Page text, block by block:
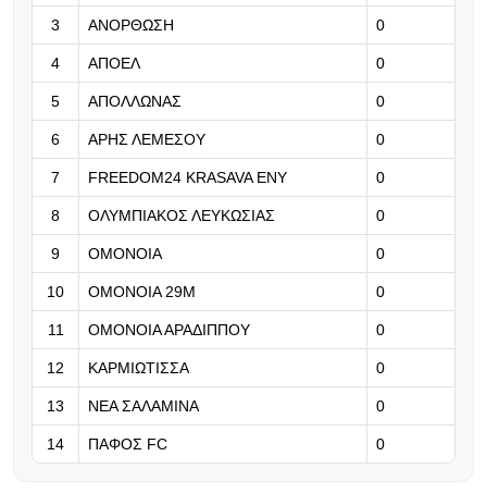
«Γίνε ασπίδα του Φοίνικα» (Βίντεο)
07.08.2026 | 19:45
Σπουδαία μεταγραφή για τον
ΑΠΟΕΛ στο φούτσαλ
07.08.2026 | 19:32
Ισπανική άφιξη για το κέντρο της
άμυνας!
07.08.2026 | 19:21
Η Μάντεστερ Σίτι προχωράει με την
απόκτηση του Ρούλι από τη
Μαρσέιγ
3 ΑΝΟΡΘΩΣΗ 0
4 ΑΠΟΕΛ 0
5 ΑΠΟΛΛΩΝΑΣ 0
6 ΑΡΗΣ ΛΕΜΕΣΟΥ 0
7 FREEDOM24 KRASAVA ΕΝΥ 0
8 ΟΛΥΜΠΙΑΚΟΣ ΛΕΥΚΩΣΙΑΣ 0
9 ΟΜΟΝΟΙΑ 0
10 ΟΜΟΝΟΙΑ 29Μ 0
11 ΟΜΟΝΟΙΑ ΑΡΑΔΙΠΠΟΥ 0
12 ΚΑΡΜΙΩΤΙΣΣΑ 0
13 ΝΕΑ ΣΑΛΑΜΙΝΑ 0
14 ΠΑΦΟΣ FC 0